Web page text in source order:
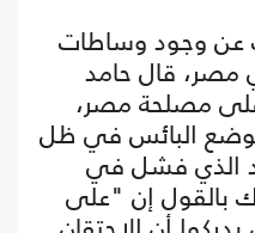
عن وجود وساطات
مصر، قال حامد
على مصلحة مصر،
البائس في ظل
الذي فشل في
بالقول إن "على